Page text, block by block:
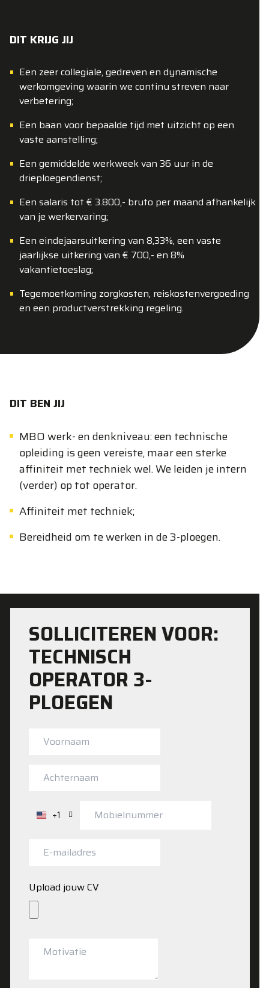
DIT KRIJG JIJ
Een zeer collegiale, gedreven en dynamische
werkomgeving waarin we continu streven naar
verbetering;
Een baan voor bepaalde tijd met uitzicht op een
vaste aanstelling;
Een gemiddelde werkweek van 36 uur in de
drieploegendienst;
Een salaris tot € 3.800,- bruto per maand afhankelijk
van je werkervaring;
Een eindejaarsuitkering van 8,33%, een vaste
jaarlijkse uitkering van € 700,- en 8%
vakantietoeslag;
Tegemoetkoming zorgkosten, reiskostenvergoeding
en een productverstrekking regeling.
DIT BEN JIJ
MBO werk- en denkniveau: een technische
opleiding is geen vereiste, maar een sterke
affiniteit met techniek wel. We leiden je intern
(verder) op tot operator.
Affiniteit met techniek;
Bereidheid om te werken in de 3-ploegen.
SOLLICITEREN VOOR:
TECHNISCH
OPERATOR 3-
PLOEGEN
Verenigde
+1
+1
Upload jouw CV